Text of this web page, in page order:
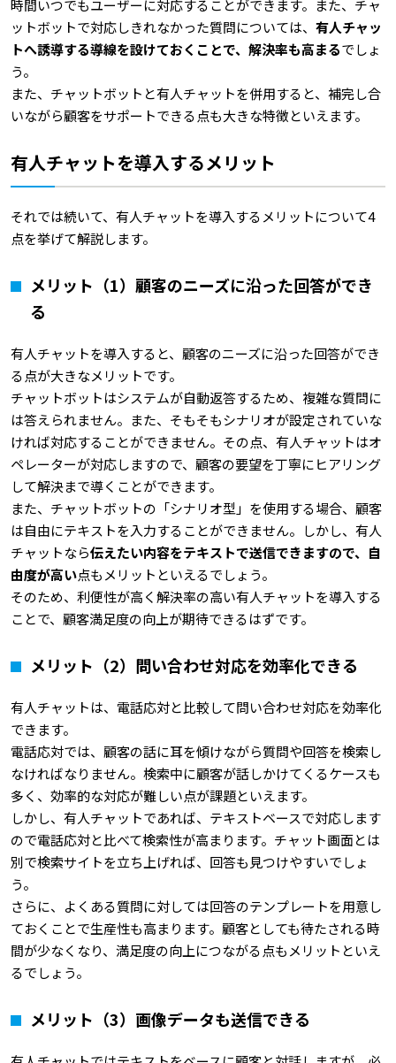
時間いつでもユーザーに対応することができます。また、チャ
ットボットで対応しきれなかった質問については、 有人チャッ
トへ誘導する導線を設けておくことで、解決率も高まるでしょ
う。
また、チャットボットと有人チャットを併用すると、補完し合
いながら顧客をサポートできる点も大きな特徴といえます。
有人チャットを導入するメリット
それでは続いて、有人チャットを導入するメリットについて4
点を挙げて解説します。
メリット（1）顧客のニーズに沿った回答ができ
る
有人チャットを導入すると、顧客のニーズに沿った回答ができ
る点が大きなメリットです。
チャットボットはシステムが自動返答するため、複雑な質問に
は答えられません。また、そもそもシナリオが設定されていな
ければ対応することができません。その点、有人チャットはオ
ペレーターが対応しますので、顧客の要望を丁寧にヒアリング
して解決まで導くことができます。
また、チャットボットの「シナリオ型」を使用する場合、顧客
は自由にテキストを入力することができません。しかし、有人
チャットなら伝えたい内容をテキストで送信できますので、自
由度が高い点もメリットといえるでしょう。
そのため、利便性が高く解決率の高い有人チャットを導入する
ことで、顧客満足度の向上が期待できるはずです。
メリット（2）問い合わせ対応を効率化できる
有人チャットは、電話応対と比較して問い合わせ対応を効率化
できます。
電話応対では、顧客の話に耳を傾けながら質問や回答を検索し
なければなりません。検索中に顧客が話しかけてくるケースも
多く、効率的な対応が難しい点が課題といえます。
しかし、有人チャットであれば、テキストベースで対応します
ので電話応対と比べて検索性が高まります。チャット画面とは
別で検索サイトを立ち上げれば、回答も見つけやすいでしょ
う。
さらに、よくある質問に対しては回答のテンプレートを用意し
ておくことで生産性も高まります。顧客としても待たされる時
間が少なくなり、満足度の向上につながる点もメリットといえ
るでしょう。
メリット（3）画像データも送信できる